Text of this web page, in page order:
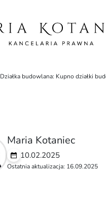
Działka budowlana: Kupno działki
Maria Kotaniec
10.02.2025
Ostatnia aktualizacja: 16.09.2025